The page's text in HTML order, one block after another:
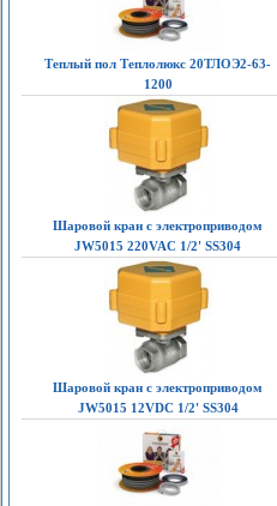
Теплый пол Теплолюкс 20ТЛОЭ2-63-
1200
Шаровой кран с электроприводом
JW5015 220VAC 1/2' SS304
Шаровой кран с электроприводом
JW5015 12VDC 1/2' SS304